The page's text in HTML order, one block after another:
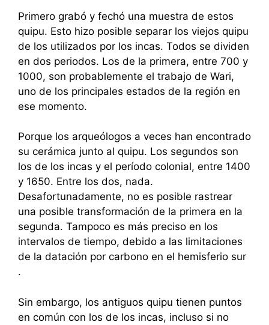
Primero grabó y fechó una muestra de estos
quipu. Esto hizo posible separar los viejos quipu
de los utilizados por los incas. Todos se dividen
en dos periodos. Los de la primera, entre 700 y
1000, son probablemente el trabajo de Wari,
uno de los principales estados de la región en
ese momento.
Porque los arqueólogos a veces han encontrado
su cerámica junto al quipu. Los segundos son
los de los incas y el período colonial, entre 1400
y 1650. Entre los dos, nada.
Desafortunadamente, no es posible rastrear
una posible transformación de la primera en la
segunda. Tampoco es más preciso en los
intervalos de tiempo, debido a las limitaciones
de la datación por carbono en el hemisferio sur
.
Sin embargo, los antiguos quipu tienen puntos
en común con los de los incas, incluso si no